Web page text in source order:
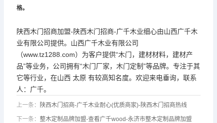
格。
陕西木门招商加盟-陕西木门招商-广千木业细心由山西广千木
业有限公司提供。山西广千木业有限公司
（www.tz1288.com）为客户提供“木门，建材材料，建材产
品”等业务，公司拥有“木门厂家，木门定制”等品牌。专注于其
它等行业，在山西 太原 有较高知名度。欢迎来电垂询，联系
人：广千。
上一条： 陕西木门招商-广千木业耐心(优质商家)-陕西木门招商热线
下一条： 整木定制品牌加盟-查看广千wood-永济市整木定制品牌加盟